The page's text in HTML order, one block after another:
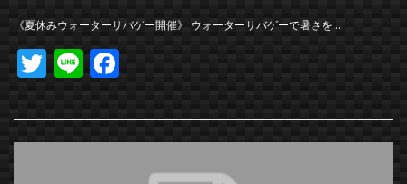
《夏休みウォーターサバゲー開催》 ウォーターサバゲーで暑さを …
Twitter
Line